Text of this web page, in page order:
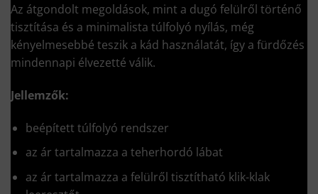
Az átgondolt megoldások, mint a dugó felülről történő
tisztítása és a minimalista túlfolyó nyílás, még
kényelmesebbé teszik a kád használatát, így a fürdőzés
mindennapi élvezetté válik.
Jellemzők:
beépített túlfolyó rendszer
az ár tartalmazza a teherhordó lábat
az ár tartalmazza a felülről tisztítható klik-klak